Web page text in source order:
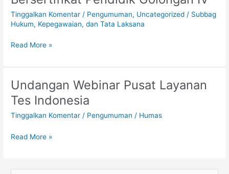
Tinggalkan Komentar / Pengumuman, Uncategorized / Subbag
Hukum, Kepegawaian, dan Tata Laksana
Bagi
Dosen
Bersertifikat
Golongan
IV
Read More »
Undangan Webinar Pusat Layanan
Tes Indonesia
Tinggalkan Komentar / Pengumuman / Humas
Undangan
Webinar
Pusat
Layanan
Indonesia
Read More »